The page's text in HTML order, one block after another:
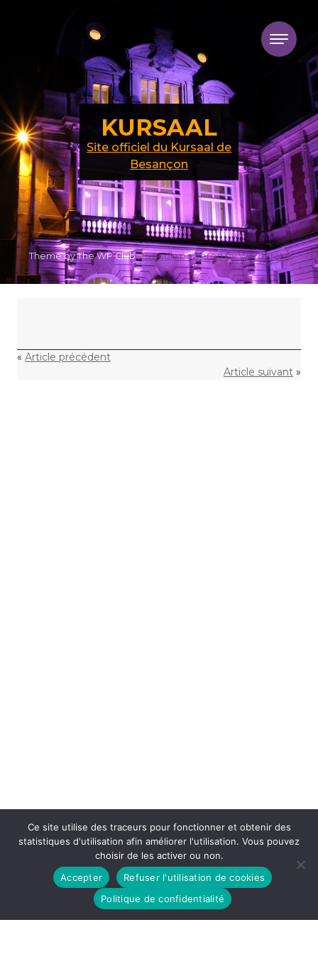
« Article précédent
Article suivant »
KURSAAL
Site officiel du Kursaal de
Besançon
Theme by The WP Club .Proudly powered by WordPress
Ce site utilise des traceurs pour fonctionner et obtenir des
statistiques d'utilisation afin améliorer l'utilisation. Vous pouvez
choisir de les activer ou non.
Accepter
Refuser l'utilisation de cookies
Politique de confidentialité